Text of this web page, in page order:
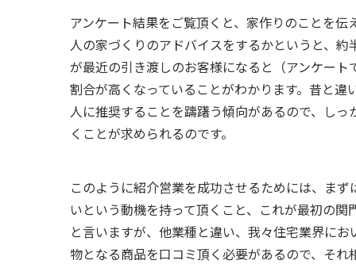
アンケート結果をご覧頂くと、家作りのことを伝
人の家づくりのアドバイスをするかというと、約
が最近の引き渡しのお客様になると（アンケート
割合が高くなっていることがわかります。昔と
人に推奨することを躊躇う傾向があるので、し
くことが求められるのです。
このように紹介営業を成功させるためには、ま
いという動機を持って頂くこと、これが最初の
と言いますが、他業種と違い、我々住宅業界に
物となる商品を口コミ頂く必要があるので、そ